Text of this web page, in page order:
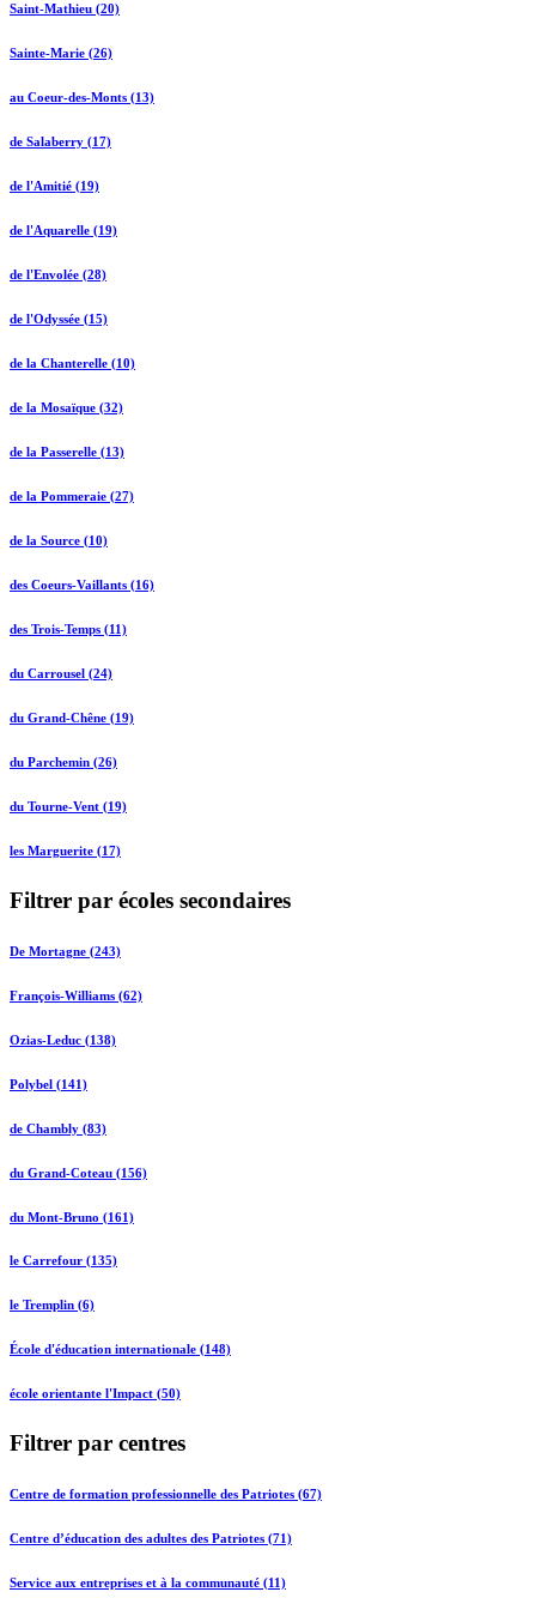
Saint-Mathieu (20)
Sainte-Marie (26)
au Coeur-des-Monts (13)
de Salaberry (17)
de l'Amitié (19)
de l'Aquarelle (19)
de l'Envolée (28)
de l'Odyssée (15)
de la Chanterelle (10)
de la Mosaïque (32)
de la Passerelle (13)
de la Pommeraie (27)
de la Source (10)
des Coeurs-Vaillants (16)
des Trois-Temps (11)
du Carrousel (24)
du Grand-Chêne (19)
du Parchemin (26)
du Tourne-Vent (19)
les Marguerite (17)
Filtrer par écoles secondaires
De Mortagne (243)
François-Williams (62)
Ozias-Leduc (138)
Polybel (141)
de Chambly (83)
du Grand-Coteau (156)
du Mont-Bruno (161)
le Carrefour (135)
le Tremplin (6)
École d'éducation internationale (148)
école orientante l'Impact (50)
Filtrer par centres
Centre de formation professionnelle des Patriotes (67)
Centre d’éducation des adultes des Patriotes (71)
Service aux entreprises et à la communauté (11)